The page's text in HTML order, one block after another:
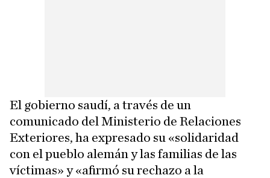
El gobierno saudí, a través de un
comunicado del Ministerio de Relaciones
Exteriores, ha expresado su «solidaridad
con el pueblo alemán y las familias de las
víctimas» y «afirmó su rechazo a la